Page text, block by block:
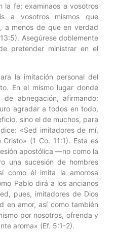
la fe; examinaos a vosotros
a vosotros mismos que
a menos de que en verdad
Asegúrese doblemente
pretender ministrar en el
la imitación personal del
En el mismo lugar donde
abnegación, afirmando:
agradar a todos en todo,
sino el de muchos, para
«Sed imitadores de mí,
(1 Co. 11:1). Esta es
apostólica —no como la
una sucesión de hombres
como él imita la amorosa
Pablo dirá a los ancianos
pues, imitadores de Dios
en amor, así como también
por nosotros, ofrenda y
aroma» (Ef. 5:1-2).